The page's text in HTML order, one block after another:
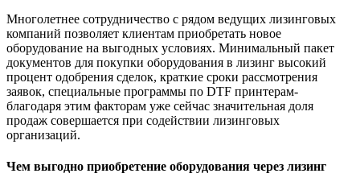
Многолетнее сотрудничество с рядом ведущих лизинговых
компаний позволяет клиентам приобретать новое
оборудование на выгодных условиях. Минимальный пакет
документов для покупки оборудования в лизинг высокий
процент одобрения сделок, краткие сроки рассмотрения
заявок, специальные программы по DTF принтерам-
благодаря этим факторам уже сейчас значительная доля
продаж совершается при содействии лизинговых
организаций.
Чем выгодно приобретение оборудования через лизинг